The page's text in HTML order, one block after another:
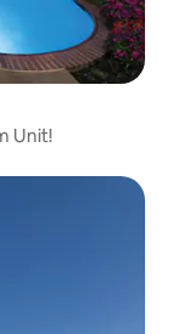
Unit!